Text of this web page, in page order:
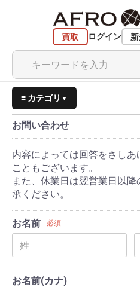
買取 ログイン
≡ カテゴリ ▼
お問い合わせ
内容によっては回答をさしあ
こともございます。
また、休業日は翌営業日以
承ください。
お名前 必須
お名前(カナ)